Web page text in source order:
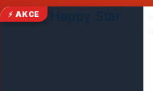
⚡ AKCE